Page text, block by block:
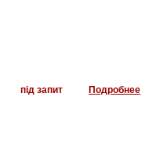
під запит Подробнее